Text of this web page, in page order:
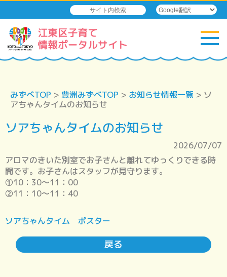
みずべTOP > 豊洲みずべTOP > お知らせ情報一覧 > ソ
アちゃんタイムのお知らせ
ソアちゃんタイムのお知らせ
2026/07/07
アロマのきいた別室でお子さんと離れてゆっくりできる時
間です。お子さんはスタッフが見守ります。
①10：30～11：00
②11：10～11：40
ソアちゃんタイム ポスター
戻る